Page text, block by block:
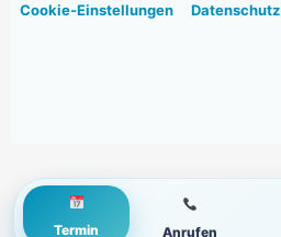
Termin Anrufen
Cookie-Einstellungen
Datenschutz